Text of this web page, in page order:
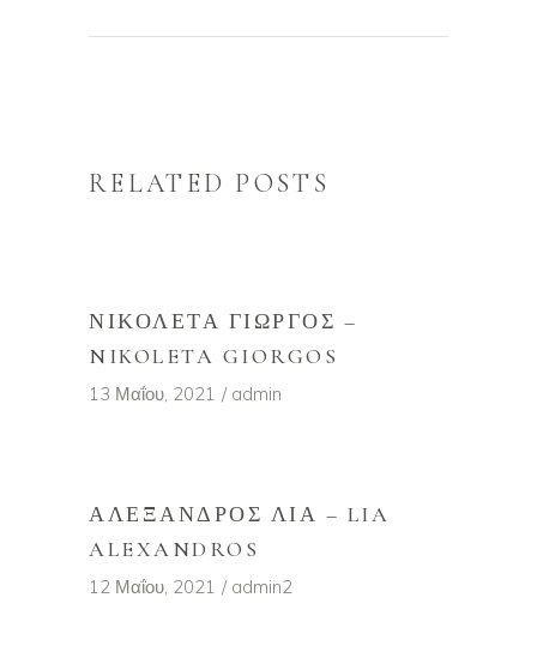
RELATED POSTS
ΝΙΚΟΛΈΤΑ ΓΙΏΡΓΟΣ –
NIKOLETA GIORGOS
13 Μαΐου, 2021 admin
ΑΛΈΞΑΝΔΡΟΣ ΛΊΑ – LIA
ALEXANDROS
12 Μαΐου, 2021 admin2